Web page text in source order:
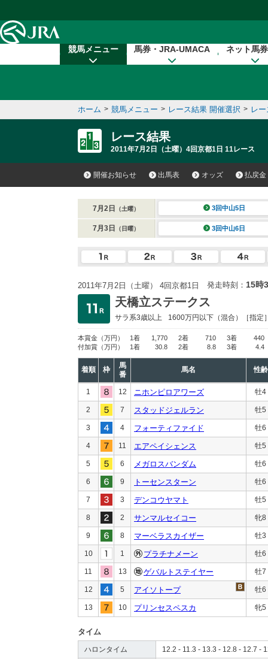
競馬メニュー 馬券・JRA-UMACA ネット馬
ホーム > 競馬メニュー > レース結果 開催選択 > レ
レース結果
2011年7月2日（土曜）4回京都1日 11レース
開催お知らせ 出馬表 オッズ 払戻金
7月2日 （土曜） 3回中山5日
7月3日 （日曜） 3回中山6日
2011年7月2日（土曜） 4回京都1日 発走時刻： 15時
天橋立ステークス
サラ系3歳以上 1600万円以下 （混合）［指定
本賞金 （万円） 1着 1,770 2着 710 3着
440
付加賞 （万円） 1着 30.8 2着 8.8 3着 4.4
着順 枠
馬
番
馬名 性齢
1 12 ニホンピロアワーズ 牡4
2 7 スタッドジェルラン 牡5
3 4 フォーティファイド 牡6
4 11 エアペイシェンス 牡5
5 6 メガロスバンダム 牡6
6 9 トーセンスターン 牡6
7 3 デンコウヤマト 牡5
8 2 サンマルセイコー 牝8
9 8 マーベラスカイザー 牡3
10 1 プラチナメーン 牡6
11 13 ゲバルトステイヤー 牡7
12 5 アイソトープ 牡6
13 10 プリンセスペスカ 牝5
タイム
ハロンタイム 12.2 - 11.3 - 13.3 - 12.8 - 12.7 -